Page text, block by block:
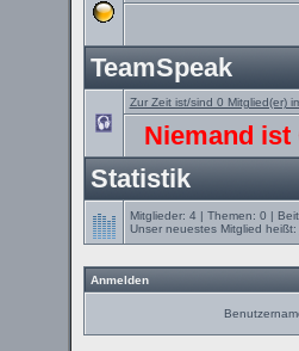
TeamSpeak
Zur Zeit ist/sind 0 Mitglied(er)
Niemand ist
Statistik
Mitglieder: 4 | Themen: 0 |
Unser neuestes Mitglied heißt:
Anmelden